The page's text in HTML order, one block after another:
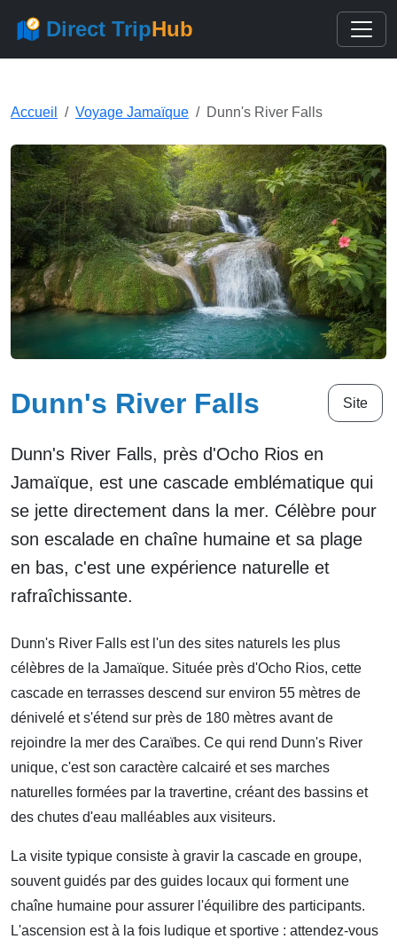
Direct TripHub
Accueil Voyage Jamaïque Dunn's River Falls
Dunn's River Falls Site
Dunn's River Falls, près d'Ocho Rios en
Jamaïque, est une cascade emblématique qui
se jette directement dans la mer. Célèbre pour
son escalade en chaîne humaine et sa plage
en bas, c'est une expérience naturelle et
rafraîchissante.
Dunn's River Falls est l'un des sites naturels les plus
célèbres de la Jamaïque. Située près d'Ocho Rios, cette
cascade en terrasses descend sur environ 55 mètres de
dénivelé et s'étend sur près de 180 mètres avant de
rejoindre la mer des Caraïbes. Ce qui rend Dunn's River
unique, c'est son caractère calcairé et ses marches
naturelles formées par la travertine, créant des bassins et
des chutes d'eau malléables aux visiteurs.
La visite typique consiste à gravir la cascade en groupe,
souvent guidés par des guides locaux qui forment une
chaîne humaine pour assurer l'équilibre des participants.
L'ascension est à la fois ludique et sportive : attendez-vous